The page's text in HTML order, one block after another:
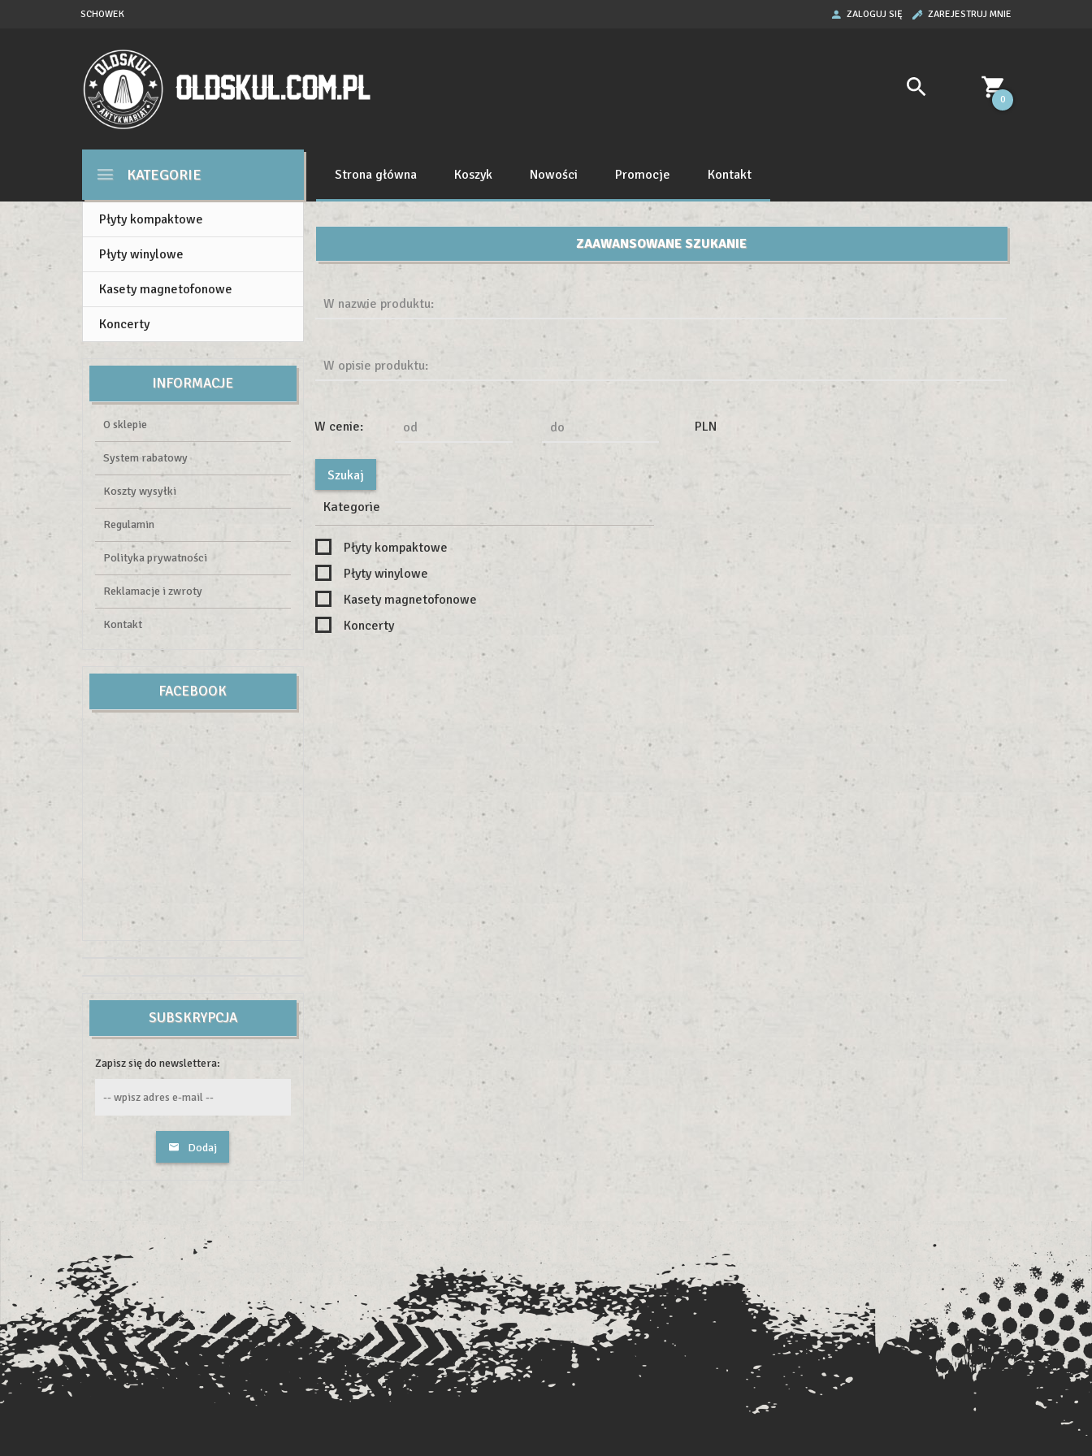
SCHOWEK ZALOGUJ SIĘ ZAREJESTRUJ MNIE
0
KATEGORIE Strona główna Koszyk Nowości Promocje Kontakt
Płyty kompaktowe
Płyty winylowe
Kasety magnetofonowe
Koncerty
INFORMACJE
O sklepie
System rabatowy
Koszty wysyłki
Regulamin
Polityka prywatności
Reklamacje i zwroty
Kontakt
FACEBOOK
SUBSKRYPCJA
Zapisz się do newslettera:
Dodaj
ZAAWANSOWANE SZUKANIE
W nazwie produktu:
W opisie produktu:
W cenie: od do PLN
Kategorie
Płyty kompaktowe
Płyty winylowe
Kasety magnetofonowe
Koncerty